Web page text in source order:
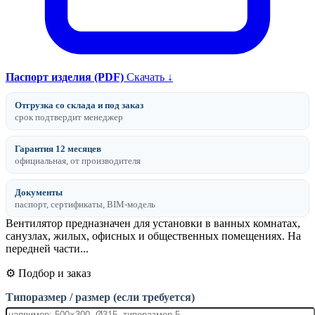
Паспорт изделия (PDF) Скачать ↓
Отгрузка со склада и под заказ
срок подтвердит менеджер
Гарантия 12 месяцев
официальная, от производителя
Документы
паспорт, сертификаты, BIM-модель
Вентилятор предназначен для установки в ванных комнатах,
санузлах, жилых, офисных и общественных помещениях. На
передней части...
⚙️ Подбор и заказ
Типоразмер / размер (если требуется)